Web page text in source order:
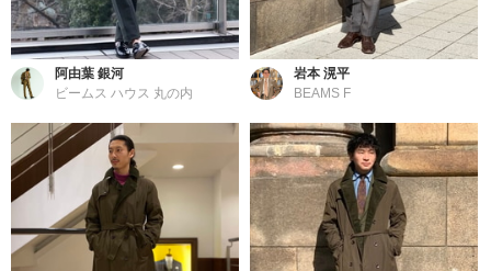
阿由葉 銀河
ビームス ハウス 丸の内
岩本 滉平
BEAMS F